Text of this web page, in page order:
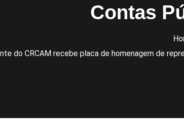
Contas
do CRCAM recebe placa de homenagem de